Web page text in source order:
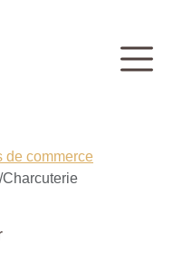
de commerce